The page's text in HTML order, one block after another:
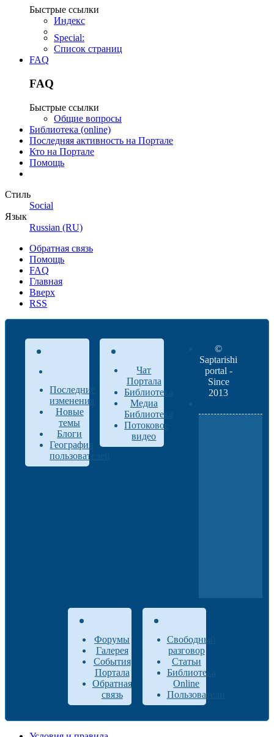
Быстрые ссылки
Индекс
Special:
Список страниц
FAQ
FAQ
Быстрые ссылки
Общие вопросы
Библиотека (online)
Последняя активность на Портале
Кто на Портале
Помощь
Стиль
Social
Язык
Russian (RU)
Обратная связь
Помощь
FAQ
Главная
Вверх
RSS
Последние
изменения
Новые
темы
Блоги
География
пользователей
Чат
Портала
Библиотека
Медиа
Библиотека
Потоковое
видео
©
Saptarishi
portal -
Since
2013
Форумы
Галерея
События
Портала
Обратная
связь
Свободный
разговор
Статьи
Библиотека
Online
Пользователи